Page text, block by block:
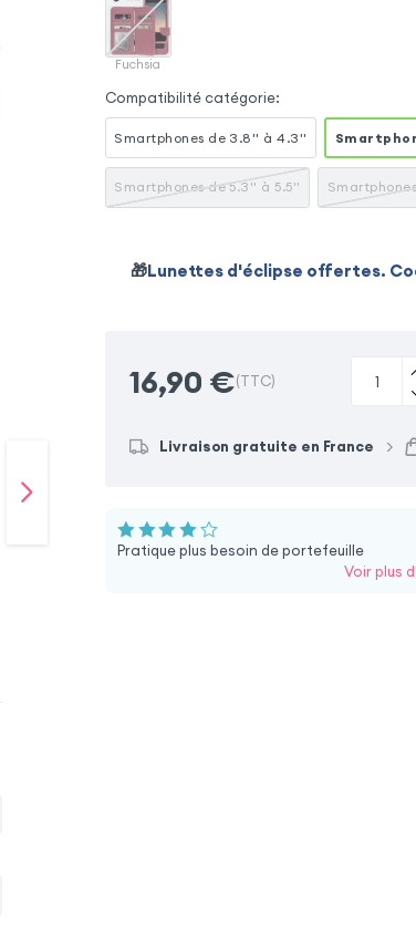
Housse Fancy Style
Housse Fancy Style
taille S - Noir
Fuchsia
Compatibilité catégorie:
Smartphones de 3.8'' à 4.3''
Smartphones de 5.3'' à 5.5''
🎁Lunettes d'éclipse offertes.
16,90 €(TTC)
Livraison gratuite en France
Pratique plus besoin de portefeuille
Voir plus